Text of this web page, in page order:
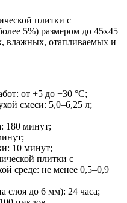
плитки с
5%) размером до 45х45
влажных, отапливаемых и
от +5 до +30 °С;
смеси: 5,0–6,25 л;
180 минут;
10 минут;
плитки с
среде: не менее 0,5–0,9
слоя до 6 мм): 24 часа;